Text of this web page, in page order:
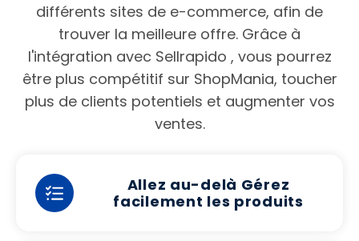
différents sites de e-commerce, afin de
trouver la meilleure offre. Grâce à
l'intégration avec Sellrapido , vous pourrez
être plus compétitif sur ShopMania, toucher
plus de clients potentiels et augmenter vos
ventes.
Allez au-delà Gérez
facilement les produits